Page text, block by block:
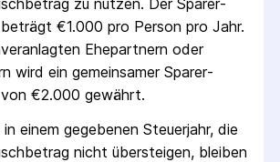
zu nutzen. Der Sparer­
€1.000 pro Person pro Jahr.
Ehepartnern oder
wird ein gemeinsamer Sparer­
€2.000 gewährt.
einem gegebenen Steuerjahr, die
nicht übersteigen, bleiben